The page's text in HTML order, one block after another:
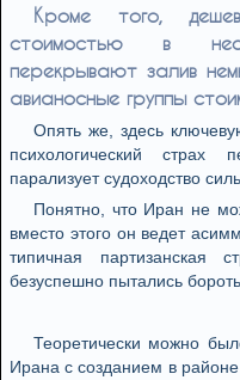
Кроме того,
стоимостью в
перекрывают залив
авианосные группы
Опять же, здесь
психологический страх
парализует судоходство
Понятно, что Иран не
вместо этого он ведет
типичная партизанская
безуспешно пытались
Теоретически можно
Ирана с созданием в